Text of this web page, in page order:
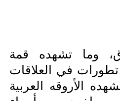
وما تشهده قمة
في العلاقات
الأروقه العربية